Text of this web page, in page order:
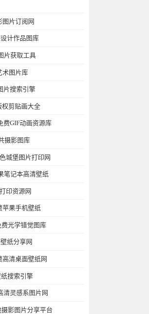
图片订阅网
计作品图库
片获取工具
术图片库
片搜索引擎
权剪贴画大全
费GIF动画资源库
摄影图库
城堡图片打印网
笔记本高清壁纸
印资源网
苹果手机壁纸
光学错觉图库
纸分享网
高清桌面壁纸网
搜索引擎
清灵感系图片网
摄影图片分享平台